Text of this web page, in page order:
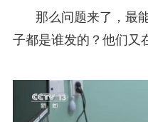
那么问题来了，最
子都是谁发的？他们又